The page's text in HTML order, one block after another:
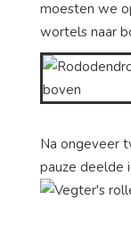
moesten we
wortels naar
Na ongeveer
pauze deelde